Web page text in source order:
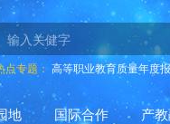
点专题： 高等职业教育质量年度
地 国际合作 产